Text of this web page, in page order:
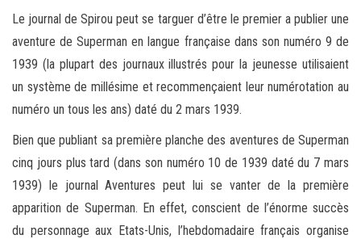
Le journal de Spirou peut se targuer d’être le premier a publier une
aventure de Superman en langue française dans son numéro 9 de
1939 (la plupart des journaux illustrés pour la jeunesse utilisaient
un système de millésime et recommençaient leur numérotation au
numéro un tous les ans) daté du 2 mars 1939.
Bien que publiant sa première planche des aventures de Superman
cinq jours plus tard (dans son numéro 10 de 1939 daté du 7 mars
1939) le journal Aventures peut lui se vanter de la première
apparition de Superman. En effet, conscient de l’énorme succès
du personnage aux Etats-Unis, l’hebdomadaire français organise